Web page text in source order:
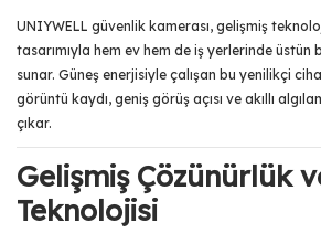
UNIYWELL güvenlik kamerası, gelişmiş
tasarımıyla hem ev hem de iş yerlerinde üstün
sunar. Güneş enerjisiyle çalışan bu yenilikçi
görüntü kaydı, geniş görüş açısı ve akıllı
çıkar.
Gelişmiş Çözünürlük
Teknolojisi